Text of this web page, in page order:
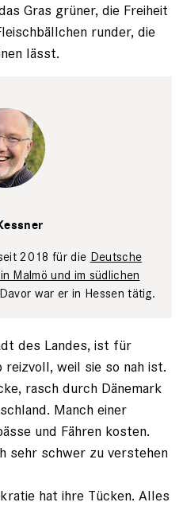
Gras grüner, die Freiheit
runder, die
lässt.
2018 für die Deutsche
Malmö und im südlichen
war er in Hessen tätig.
des Landes, ist für
weil sie so nah ist.
rasch durch Dänemark
Manch einer
und Fähren kosten.
sehr schwer zu verstehen
hat ihre Tücken. Alles